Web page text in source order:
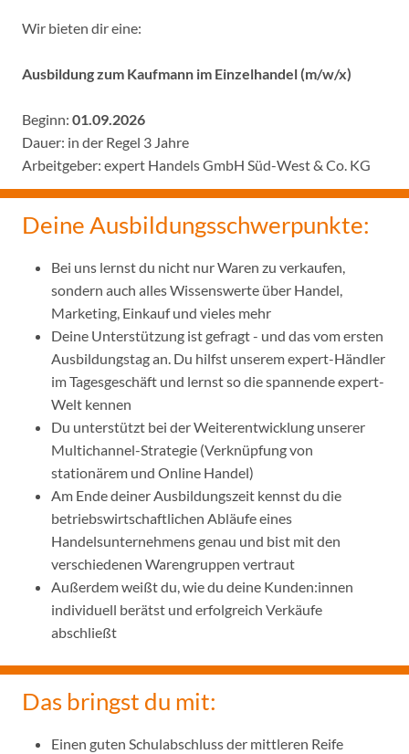
Wir bieten dir eine:
Ausbildung zum Kaufmann im Einzelhandel (m/w/x)
Beginn: 01.09.2026
Dauer: in der Regel 3 Jahre
Arbeitgeber: expert Handels GmbH Süd-West & Co. KG
Deine Ausbildungsschwerpunkte:
Bei uns lernst du nicht nur Waren zu verkaufen,
sondern auch alles Wissenswerte über Handel,
Marketing, Einkauf und vieles mehr
Deine Unterstützung ist gefragt - und das vom ersten
Ausbildungstag an. Du hilfst unserem expert-Händler
im Tagesgeschäft und lernst so die spannende expert-
Welt kennen
Du unterstützt bei der Weiterentwicklung unserer
Multichannel-Strategie (Verknüpfung von
stationärem und Online Handel)
Am Ende deiner Ausbildungszeit kennst du die
betriebswirtschaftlichen Abläufe eines
Handelsunternehmens genau und bist mit den
verschiedenen Warengruppen vertraut
Außerdem weißt du, wie du deine Kunden:innen
individuell berätst und erfolgreich Verkäufe
abschließt
Das bringst du mit:
Einen guten Schulabschluss der mittleren Reife